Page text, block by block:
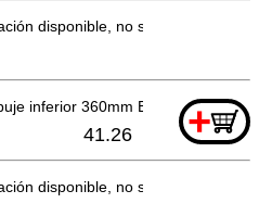
disponible, no se puede pedir
inferior 360mm Eum460 *
+
41.26
disponible, no se puede pedir